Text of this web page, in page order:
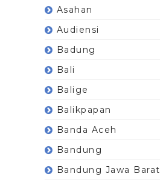
Asahan
Audiensi
Badung
Bali
Balige
Balikpapan
Banda Aceh
Bandung
Bandung Jawa Barat